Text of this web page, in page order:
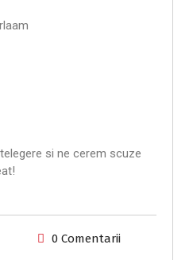
si ne cerem scuze
0 Comentarii